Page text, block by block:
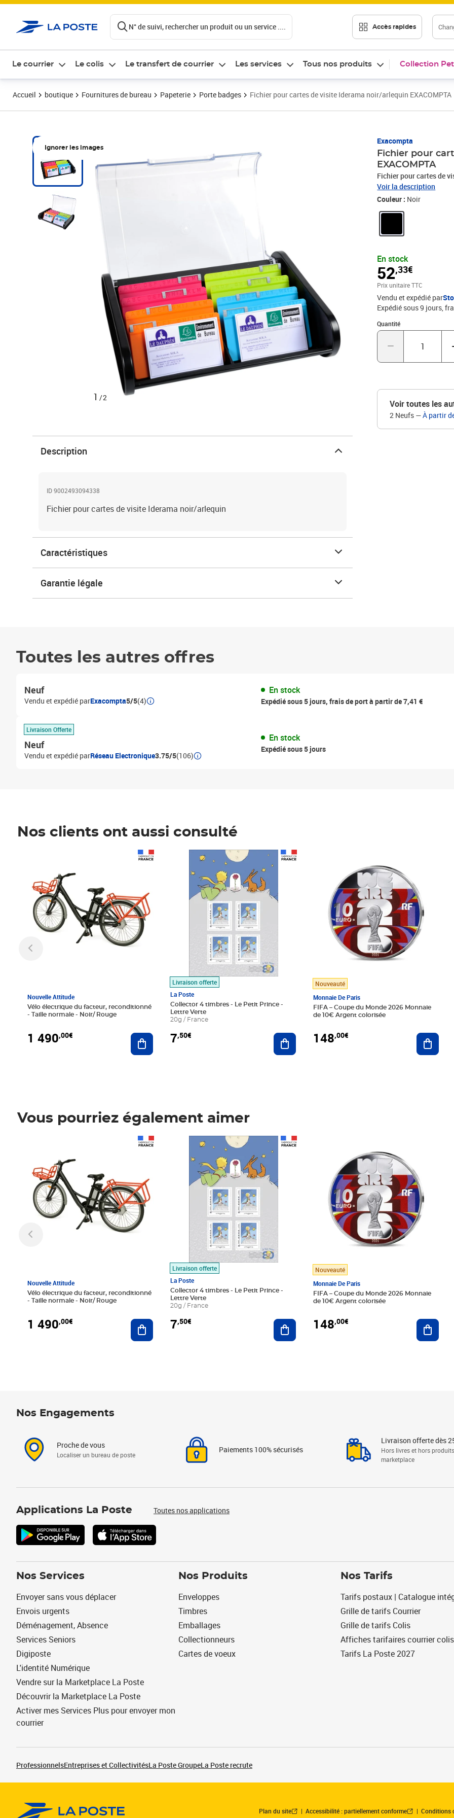
N° de suivi, rechercher un produit ou un service .... Accès rapides
Le courrier Le colis Le transfert de courrier Les services Tous nos produits Collection
Accueil boutique Fournitures de bureau Papeterie Porte badges Fichier pour cartes de visite Iderama noir/arlequin EXACOMPTA
Ignorer les images
1 /2
Exacompta
Fichier pour
EXACOMPTA
Fichier pour cartes de
Voir la description
Couleur : Noir
En stock
52,33€
Prix 52,33€
Prix unitaire TTC
Vendu et expédié par
Expédié sous 9 jours,
Quantité
Quantité : 1
Voir toutes les
2 Neufs —À partir
Description
ID 9002493094338
Fichier pour cartes de visite Iderama noir/arlequin
Caractéristiques
Garantie légale
Toutes les autres offres
Neuf
Vendu et expédié parExacompta5/5(4)
En stock
Expédié sous 5 jours, frais de port à partir de 7,41 €
Livraison Offerte
Neuf
Vendu et expédié parRéseau Electronique3.75/5(106)
En stock
Expédié sous 5 jours
Nos clients ont aussi consulté
Nouvelle Attitude
Vélo électrique du facteur, reconditionné
- Taille normale - Noir/ Rouge
1 490,00€ Ajouter au panier
Livraison offerte
La Poste
Collector 4 timbres - Le Petit Prince -
Lettre Verte
20g / France
7,50€
Prix 7,50€
Ajouter au panier
Nouveauté
Monnaie De Paris
FIFA – Coupe du Monde 2026 Monnaie
de 10€ Argent colorisée
148,00€
Vous pourriez également aimer
Nouvelle Attitude
Vélo électrique du facteur, reconditionné
- Taille normale - Noir/ Rouge
1 490,00€ Ajouter au panier
Livraison offerte
La Poste
Collector 4 timbres - Le Petit Prince -
Lettre Verte
20g / France
7,50€
Prix 7,50€
Ajouter au panier
Nouveauté
Monnaie De Paris
FIFA – Coupe du Monde 2026 Monnaie
de 10€ Argent colorisée
148,00€
Nos Engagements
Proche de vous
Localiser un bureau de poste
Paiements 100% sécurisés
Livraison offerte dès
Hors livres et hors produits
marketplace
Applications La Poste Toutes nos applications
Nos Services
Envoyer sans vous déplacer
Envois urgents
Déménagement, Absence
Services Seniors
Digiposte
L'identité Numérique
Vendre sur la Marketplace La Poste
Découvrir la Marketplace La Poste
Activer mes Services Plus pour envoyer mon
courrier
Nos Produits
Enveloppes
Timbres
Emballages
Collectionneurs
Cartes de voeux
Nos Tarifs
Tarifs postaux | Catalogue
Grille de tarifs Courrier
Grille de tarifs Colis
Affiches tarifaires courrier colis
Tarifs La Poste 2027
ProfessionnelsEntreprises et CollectivitésLa Poste GroupeLa Poste recrute
Plan du site Accessibilité : partiellement conforme Conditions